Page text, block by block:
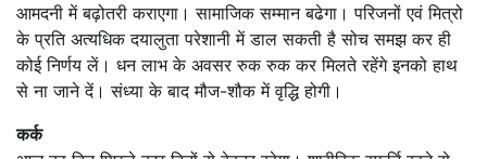
आमदनी में बढ़ोतरी कराएगा। सामाजिक सम्मान बढेगा। परिजनों एवं मित्रो
के प्रति अत्यधिक दयालुता परेशानी में डाल सकती है सोच समझ कर ही
कोई निर्णय लें। धन लाभ के अवसर रुक रुक कर मिलते रहेंगे इनको हाथ
से ना जाने दें। संध्या के बाद मौज-शौक में वृद्धि होगी।
कर्क